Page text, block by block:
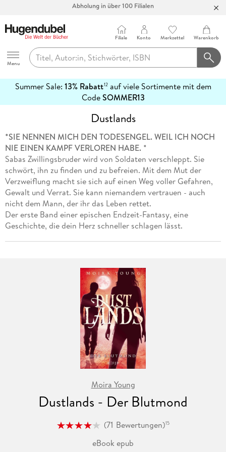
Hugendubel
Menu
Filiale Konto Merkzettel Warenkorb
Summer Sale: 13% Rabatt12auf viele Sortimente mit dem
CodeSOMMER13
erfahren
Dustlands
*SIE NENNEN MICH DEN TODESENGEL. WEIL ICH NOCH
NIE EINEN KAMPF VERLOREN HABE. *
Sabas Zwillingsbruder wird von Soldaten verschleppt. Sie
schwört, ihn zu finden und zu befreien. Mit dem Mut der
Verzweiflung macht sie sich auf einen Weg voller Gefahren,
Gewalt und Verrat. Sie kann niemandem vertrauen - auch
nicht dem Mann, der ihr das Leben rettet.
Der erste Band einer epischen Endzeit-Fantasy, eine
Geschichte, die dein Herz schneller schlagen lässt.
Moira Young
Dustlands - Der Blutmond
(71 Bewertungen)15
eBook epub